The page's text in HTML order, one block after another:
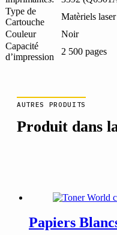
Type de
Cartouche
Matèriels laser
Couleur
Noir
Capacité
d’impression
2 500 pages
AUTRES PRODUITS
Produit dans
Papiers